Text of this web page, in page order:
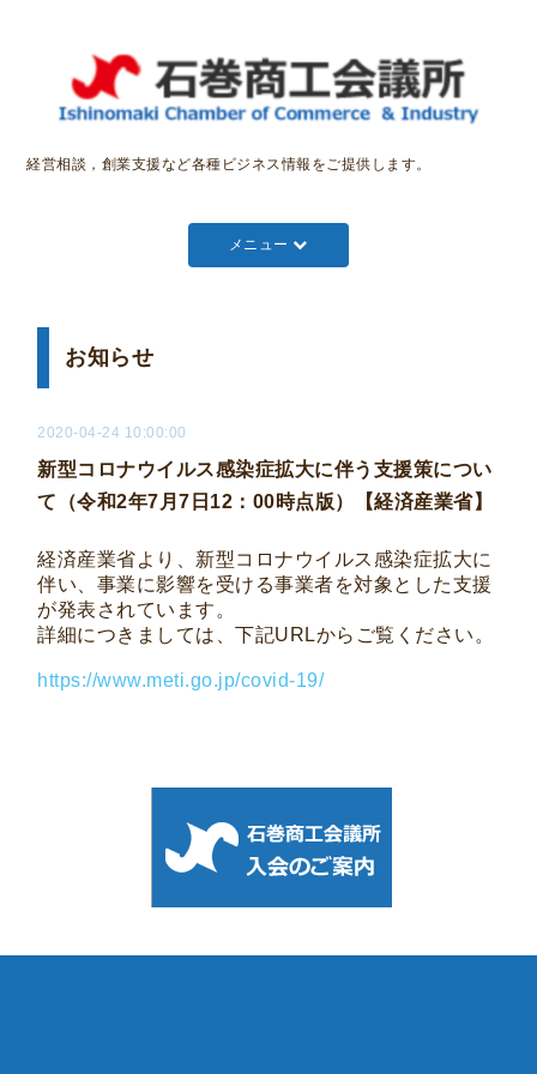
経営相談，創業支援など各種ビジネス情報をご提供します。
メニュー
お知らせ
2020-04-24 10:00:00
新型コロナウイルス感染症拡大に伴う支援策につい
て（令和2年7月7日12：00時点版）【経済産業省】
経済産業省より、新型コロナウイルス感染症拡大に
伴い、事業に影響を受ける事業者を対象とした支援
が発表されています。
詳細につきましては、下記URLからご覧ください。
https://www.meti.go.jp/covid-19/